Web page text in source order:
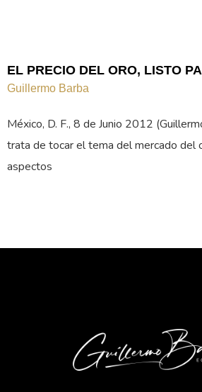
EL PRECIO DEL ORO, LISTO
Guillermo Barba
México, D. F., 8 de Junio 2012
trata de tocar el tema del mercado del
aspectos